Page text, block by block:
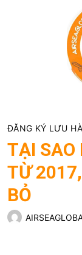
ĐĂNG KÝ LƯU
TẠI SAO
TỪ
BỎ